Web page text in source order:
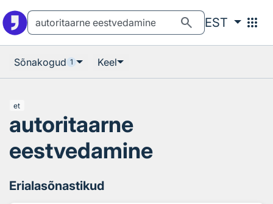
search EST apps
Sõnakogud 1 Keel
et
autoritaarne
eestvedamine
Erialasõnastikud